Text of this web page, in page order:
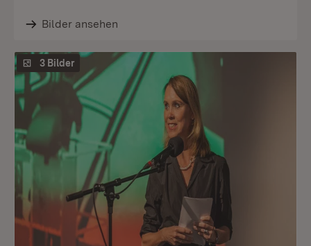
Bilder ansehen
3 Bilder